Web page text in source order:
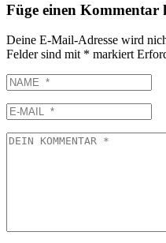
Füge einen Kommentar
Deine E-Mail-Adresse wird
Felder sind mit * markiert